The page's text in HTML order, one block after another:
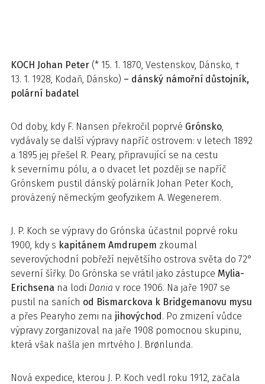
KOCH Johan Peter (* 15. 1. 1870, Vestenskov, Dánsko, †
13. 1. 1928, Kodaň, Dánsko) – dánský námořní důstojník,
polární badatel
Od doby, kdy F. Nansen překročil poprvé Grónsko,
vydávaly se další výpravy napříč ostrovem: v letech 1892
a 1895 jej přešel R. Peary, připravující se na cestu
k severnímu pólu, a o dvacet let později se napříč
Grónskem pustil dánský polárník Johan Peter Koch,
provázený německým geofyzikem A. Wegenerem.
J. P. Koch se výpravy do Grónska účastnil poprvé roku
1900, kdy s kapitánem Amdrupem zkoumal
severovýchodní pobřeží největšího ostrova světa do 72°
severní šířky. Do Grónska se vrátil jako zástupce Mylia-
Erichsena na lodi Dania v roce 1906. Na jaře 1907 se
pustil na saních od Bismarckova k Bridgemanovu mysu
a přes Pearyho zemi na jihovýchod. Po zmizení vůdce
výpravy zorganizoval na jaře 1908 pomocnou skupinu,
která však našla jen mrtvého J. Brønlunda.
Nová expedice, kterou J. P. Koch vedl roku 1912, začala